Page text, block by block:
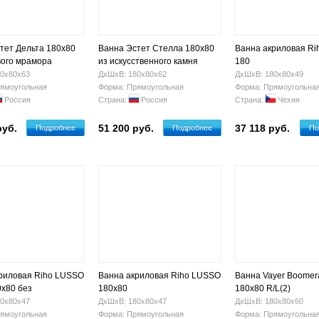
Дельта 180х80
мрамора
Россия
Подробнее
Ванна Эстет Стелла 180x80
из искусственного камня
ФР-00002809
ДхШхВ: 180х80х62
Форма: Прямоугольная
Страна:
Россия
51 200 руб. Подробнее
Ванна акриловая
180
ДхШхВ: 180х80х49
Форма:
Страна:
Чехия
37 118 руб.
Riho LUSSO
без
Ванна акриловая Riho LUSSO
180x80
ДхШхВ: 180х80х47
Форма: Прямоугольная
Ванна Vayer
180x80 R/L(2)
ДхШхВ: 180х80х60
Форма: